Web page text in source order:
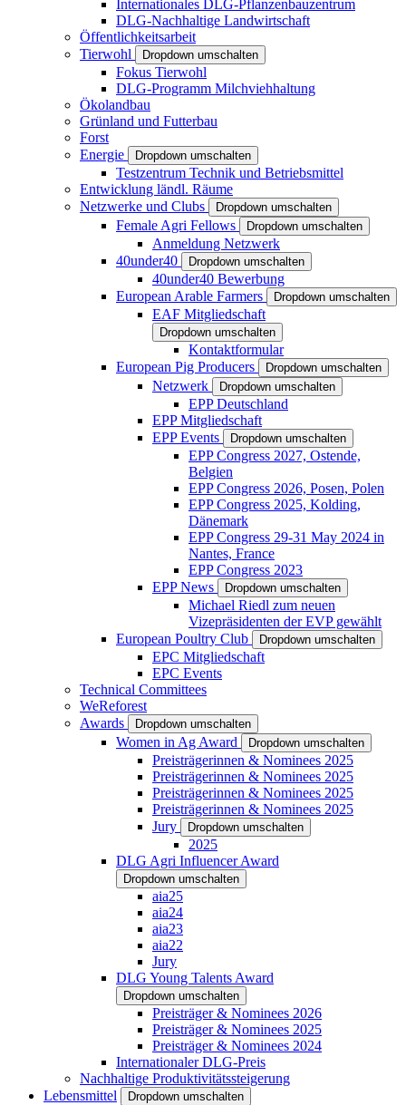
Internationales DLG-Pflanzenbauzentrum
DLG-Nachhaltige Landwirtschaft
Öffentlichkeitsarbeit
Tierwohl
Dropdown umschalten
Fokus Tierwohl
DLG-Programm Milchviehhaltung
Ökolandbau
Grünland und Futterbau
Forst
Energie
Dropdown umschalten
Testzentrum Technik und Betriebsmittel
Entwicklung ländl. Räume
Netzwerke und Clubs
Dropdown umschalten
Female Agri Fellows Dropdown umschalten
Anmeldung Netzwerk
40under40
Dropdown umschalten
40under40 Bewerbung
European Arable Farmers
Dropdown umschalten
EAF Mitgliedschaft
Dropdown umschalten
Kontaktformular
European Pig Producers
Dropdown umschalten
Netzwerk Dropdown umschalten
EPP Deutschland
EPP Mitgliedschaft
EPP Events
Dropdown umschalten
EPP Congress 2027, Ostende,
Belgien
EPP Congress 2026, Posen, Polen
EPP Congress 2025, Kolding,
Dänemark
EPP Congress 29-31 May 2024 in
Nantes, France
EPP Congress 2023
EPP News
Dropdown umschalten
Michael Riedl zum neuen
Vizepräsidenten der EVP gewählt
European Poultry Club
Dropdown umschalten
EPC Mitgliedschaft
EPC Events
Technical Committees
WeReforest
Awards
Dropdown umschalten
Women in Ag Award Dropdown umschalten
Preisträgerinnen & Nominees 2025
Preisträgerinnen & Nominees 2025
Preisträgerinnen & Nominees 2025
Preisträgerinnen & Nominees 2025
Jury
Dropdown umschalten
2025
DLG Agri Influencer Award
Dropdown umschalten
aia25
aia24
aia23
aia22
Jury
DLG Young Talents Award
Dropdown umschalten
Preisträger & Nominees 2026
Preisträger & Nominees 2025
Preisträger & Nominees 2024
Internationaler DLG-Preis
Nachhaltige Produktivitätssteigerung
Lebensmittel
Dropdown umschalten